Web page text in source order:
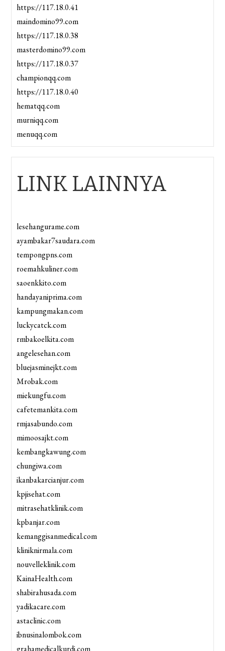
https://117.18.0.41
maindomino99.com
https://117.18.0.38
masterdomino99.com
https://117.18.0.37
championqq.com
https://117.18.0.40
hematqq.com
murniqq.com
menuqq.com
LINK LAINNYA
lesehangurame.com
ayambakar7saudara.com
tempongpns.com
roemahkuliner.com
saoenkkito.com
handayaniprima.com
kampungmakan.com
luckycatck.com
rmbakoelkita.com
angelesehan.com
bluejasminejkt.com
Mrobak.com
miekungfu.com
cafetemankita.com
rmjasabundo.com
mimoosajkt.com
kembangkawung.com
chungiwa.com
ikanbakarcianjur.com
kpjisehat.com
mitrasehatklinik.com
kpbanjar.com
kemanggisanmedical.com
kliniknirmala.com
nouvelleklinik.com
KainaHealth.com
shabirahusada.com
yadikacare.com
astaclinic.com
ibnusinalombok.com
grahamedicalkurdi.com